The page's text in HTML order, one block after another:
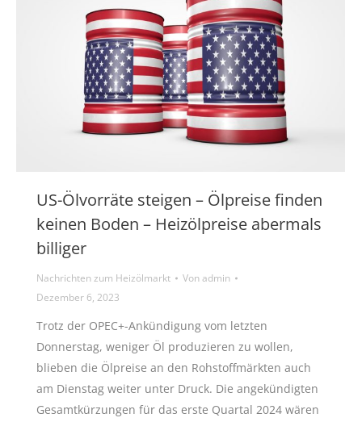
US-Ölvorräte steigen – Ölpreise finden
keinen Boden – Heizölpreise abermals
billiger
Nachrichten zum Heizölmarkt Vonadmin
Dezember 6, 2023
Trotz der OPEC+-Ankündigung vom letzten
Donnerstag, weniger Öl produzieren zu wollen,
blieben die Ölpreise an den Rohstoffmärkten auch
am Dienstag weiter unter Druck. Die angekündigten
Gesamtkürzungen für das erste Quartal 2024 wären